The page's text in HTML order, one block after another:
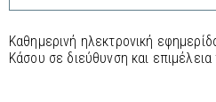
Καθημερινή ηλεκτρονική
Κάσου σε διεύθυνση και